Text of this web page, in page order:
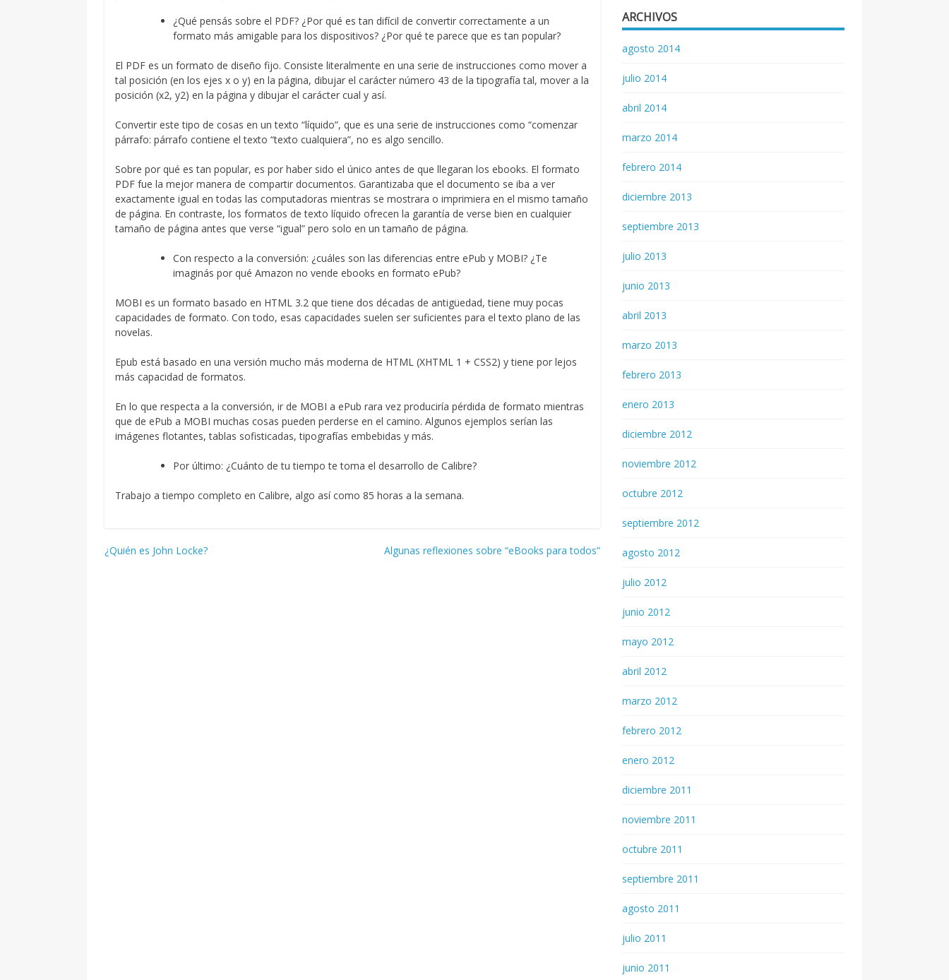
¿Qué pensás sobre el PDF? ¿Por qué es tan difícil de convertir correctamente a un
formato más amigable para los dispositivos? ¿Por qué te parece que es tan popular?
El PDF es un formato de diseño fijo. Consiste literalmente en una serie de instrucciones como mover a
tal posición (en los ejes x o y) en la página, dibujar el carácter número 43 de la tipografía tal, mover a la
posición (x2, y2) en la página y dibujar el carácter cual y así.
Convertir este tipo de cosas en un texto “líquido”, que es una serie de instrucciones como “comenzar
párrafo: párrafo contiene el texto “texto cualquiera”, no es algo sencillo.
Sobre por qué es tan popular, es por haber sido el único antes de que llegaran los ebooks. El formato
PDF fue la mejor manera de compartir documentos. Garantizaba que el documento se iba a ver
exactamente igual en todas las computadoras mientras se mostrara o imprimiera en el mismo tamaño
de página. En contraste, los formatos de texto líquido ofrecen la garantía de verse bien en cualquier
tamaño de página antes que verse “igual” pero solo en un tamaño de página.
Con respecto a la conversión: ¿cuáles son las diferencias entre ePub y MOBI? ¿Te
imaginás por qué Amazon no vende ebooks en formato ePub?
MOBI es un formato basado en HTML 3.2 que tiene dos décadas de antigüedad, tiene muy pocas
capacidades de formato. Con todo, esas capacidades suelen ser suficientes para el texto plano de las
novelas.
Epub está basado en una versión mucho más moderna de HTML (XHTML 1 + CSS2) y tiene por lejos
más capacidad de formatos.
En lo que respecta a la conversión, ir de MOBI a ePub rara vez produciría pérdida de formato mientras
que de ePub a MOBI muchas cosas pueden perderse en el camino. Algunos ejemplos serían las
imágenes flotantes, tablas sofisticadas, tipografías embebidas y más.
Por último: ¿Cuánto de tu tiempo te toma el desarrollo de Calibre?
Trabajo a tiempo completo en Calibre, algo así como 85 horas a la semana.
Navegación
¿Quién es John Locke? Algunas reflexiones sobre “eBooks para todos”
ARCHIVOS
agosto 2014
julio 2014
abril 2014
marzo 2014
febrero 2014
diciembre 2013
septiembre 2013
julio 2013
junio 2013
abril 2013
marzo 2013
febrero 2013
enero 2013
diciembre 2012
noviembre 2012
octubre 2012
septiembre 2012
agosto 2012
julio 2012
junio 2012
mayo 2012
abril 2012
marzo 2012
febrero 2012
enero 2012
diciembre 2011
noviembre 2011
octubre 2011
septiembre 2011
agosto 2011
julio 2011
junio 2011